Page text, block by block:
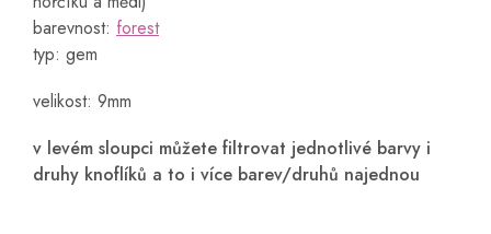
barevnost: forest
typ: gem
velikost: 9mm
v levém sloupci můžete filtrovat jednotlivé barvy i
druhy knoflíků a to i více barev/druhů najednou